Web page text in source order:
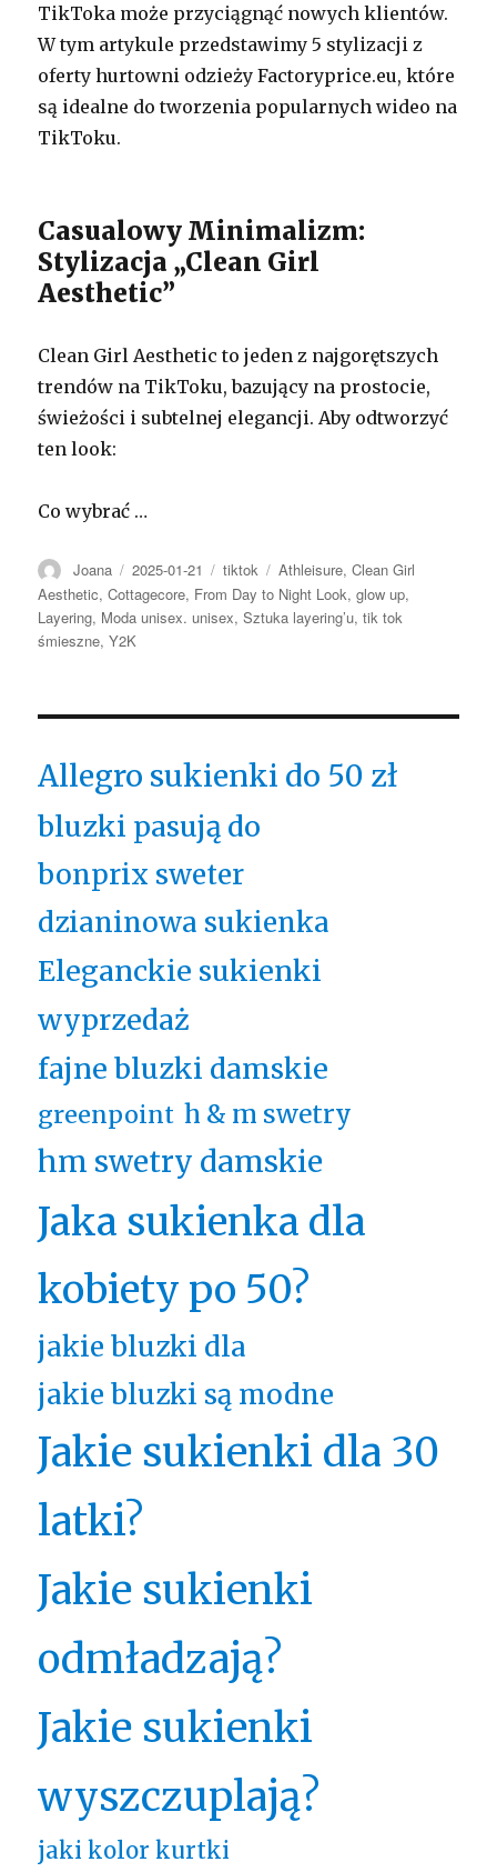
TikToka może przyciągnąć nowych klientów.
W tym artykule przedstawimy 5 stylizacji z
oferty hurtowni odzieży Factoryprice.eu, które
są idealne do tworzenia popularnych wideo na
TikToku.
Casualowy Minimalizm:
Stylizacja „Clean Girl
Aesthetic”
Clean Girl Aesthetic to jeden z najgorętszych
trendów na TikToku, bazujący na prostocie,
świeżości i subtelnej elegancji. Aby odtworzyć
ten look:
Co wybrać …
Autor
Joana Opublikowano
2025-01-21 Kategorie
tiktok Tagi
Athleisure,Clean Girl
Aesthetic,Cottagecore, From Day to Night Look,glow up,
Layering, Moda unisex. unisex,Sztuka layering’u,tik tok
śmieszne,Y2K
Allegro sukienki do 50 zł
bluzki pasują do
bonprix sweter
dzianinowa sukienka
Eleganckie sukienki
wyprzedaż
fajne bluzki damskie
greenpoint h & m swetry
hm swetry damskie
Jaka sukienka dla
kobiety po 50?
jakie bluzki dla
jakie bluzki są modne
Jakie sukienki dla 30
latki?
Jakie sukienki
odmładzają?
Jakie sukienki
wyszczuplają?
jaki kolor kurtki